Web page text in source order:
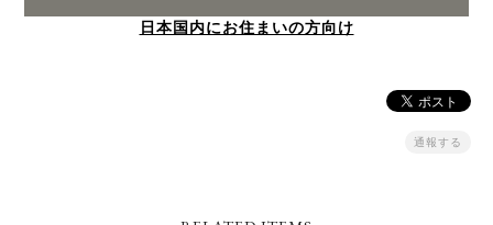
日本国内にお住まいの方向け
通報する